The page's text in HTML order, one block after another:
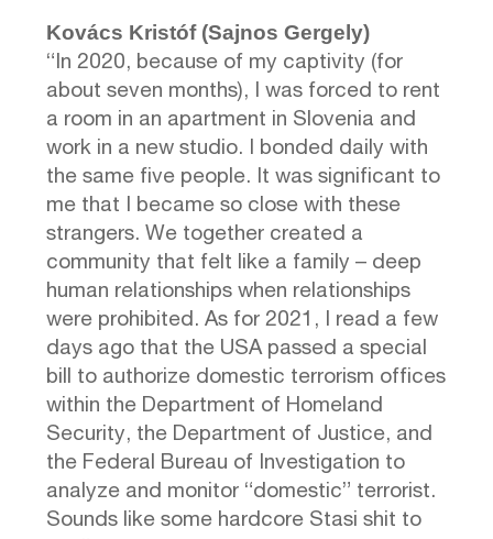
Kovács Kristóf (Sajnos Gergely)
“In 2020, because of my captivity (for
about seven months), I was forced to rent
a room in an apartment in Slovenia and
work in a new studio. I bonded daily with
the same five people. It was significant to
me that I became so close with these
strangers. We together created a
community that felt like a family – deep
human relationships when relationships
were prohibited. As for 2021, I read a few
days ago that the USA passed a special
bill to authorize domestic terrorism offices
within the Department of Homeland
Security, the Department of Justice, and
the Federal Bureau of Investigation to
analyze and monitor “domestic” terrorist.
Sounds like some hardcore Stasi shit to